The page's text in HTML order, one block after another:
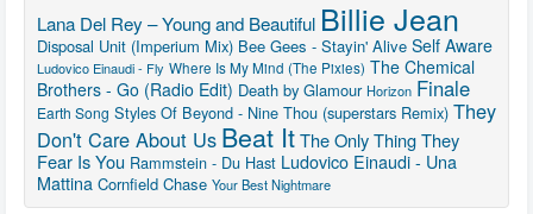
Lana Del Rey – Young and Beautiful Billie Jean
Disposal Unit (Imperium Mix) Bee Gees - Stayin' Alive Self Aware
Ludovico Einaudi - Fly Where Is My Mind (The Pixies) The Chemical
Brothers - Go (Radio Edit) Death by Glamour Horizon Finale
Earth Song Styles Of Beyond - Nine Thou (superstars Remix) They
Don't Care About Us Beat ItThe Only Thing They
Fear Is You Rammstein - Du Hast Ludovico Einaudi - Una
Mattina Cornfield Chase Your Best Nightmare